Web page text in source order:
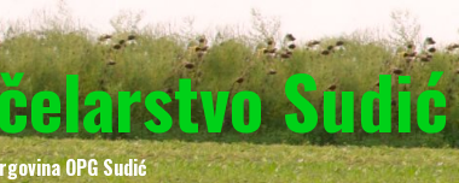
Sudić
OPG Sudić